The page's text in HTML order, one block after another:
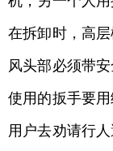
在拆卸时，高
风头部必须带
使用的扳手要
用户去劝请行